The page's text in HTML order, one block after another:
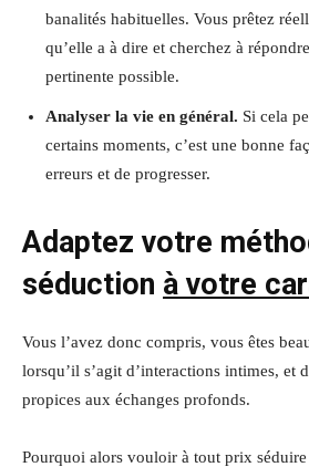
banalités habituelles. Vous prêtez
qu’elle a à dire et cherchez à
pertinente possible.
Analyser la vie en général. Si cela
certains moments, c’est une bonne
erreurs et de progresser.
Adaptez votre
séduction à votre
Vous l’avez donc compris, vous êtes
lorsqu’il s’agit d’interactions intimes, et
propices aux échanges profonds.
Pourquoi alors vouloir à tout prix